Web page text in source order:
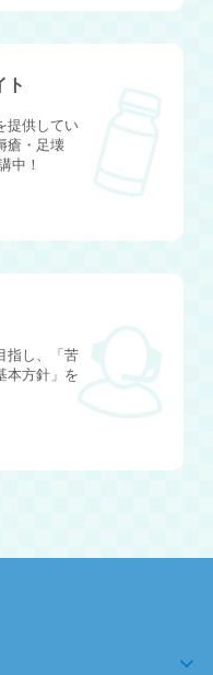
ト
提供してい
瘡・足壊
中！
指し、「苦
本方針」を